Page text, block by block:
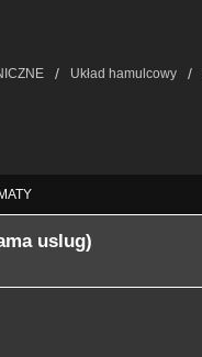
Układ hamulcowy
uslug)